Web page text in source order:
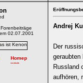
Forenbeiträge
02.07.2001
Andrej
Der
Russland
aufhören,